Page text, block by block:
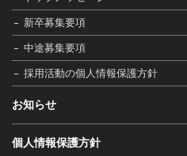
新卒募集要項
中途募集要項
採用活動の個人情報保護方針
お知らせ
個人情報保護方針